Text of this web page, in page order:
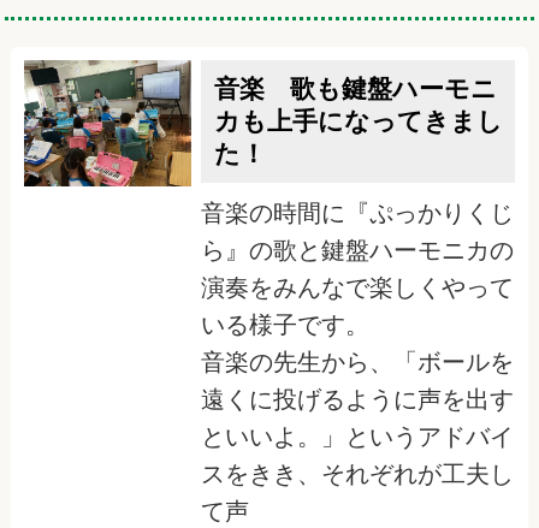
音楽 歌も鍵盤ハーモニ
カも上手になってきまし
た！
音楽の時間に『ぷっかりくじ
ら』の歌と鍵盤ハーモニカの
演奏をみんなで楽しくやって
いる様子です。
音楽の先生から、「ボールを
遠くに投げるように声を出す
といいよ。」というアドバイ
スをきき、それぞれが工夫し
て声